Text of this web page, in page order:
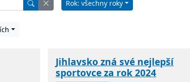
Rok: všechny roky
Jihlavsko zná své nejlepší
sportovce za rok 2024